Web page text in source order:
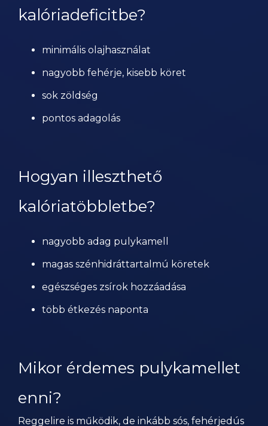
kalóriadeficitbe?
minimális olajhasználat
nagyobb fehérje, kisebb köret
sok zöldség
pontos adagolás
Hogyan illeszthető
kalóriatöbbletbe?
nagyobb adag pulykamell
magas szénhidráttartalmú köretek
egészséges zsírok hozzáadása
több étkezés naponta
Mikor érdemes pulykamellet
enni?
Reggelire is működik, de inkább sós, fehérjedús